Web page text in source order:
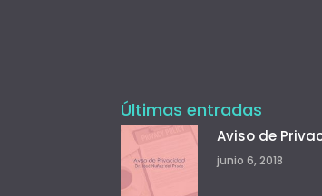
Últimas entradas
Aviso de
junio 6, 2018